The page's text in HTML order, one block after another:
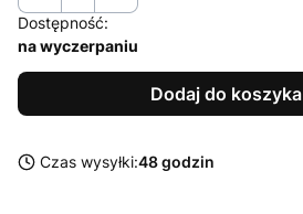
Dostępność:
na wyczerpaniu
Dodaj do koszyka
Czas wysyłki:48 godzin